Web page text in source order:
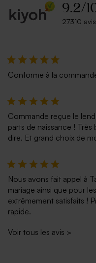
9.2/
27310
Conforme à la
Commande reçue le
parts de naissance !
dire. Et grand choix de
Nous avons fait appel à
mariage ainsi que pour
extrêmement satisfaits !
rapide.
Voir tous les avis >